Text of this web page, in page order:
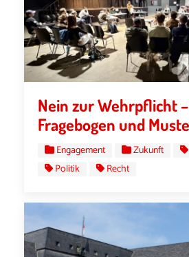
Nein zur Wehrpflicht
Fragebogen und
Engagement Zukunft
Politik
Recht